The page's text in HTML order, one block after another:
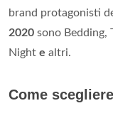
brand protagonisti
2020 sono Bedding,
Night e altri.
Come